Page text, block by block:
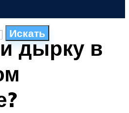
Искать
дырку в